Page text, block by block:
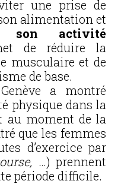
une prise de
alimentation et
son activité
de réduire la
musculaire et de
de base.
a montré
physique dans la
au moment de la
que les femmes
d’exercice par
…) prennent
période difficile.